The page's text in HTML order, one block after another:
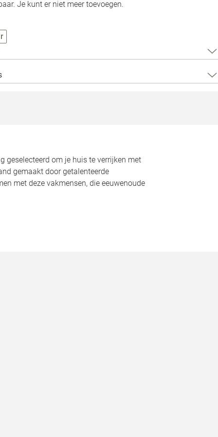
Alle
Je kunt er niet meer toevoegen.
geselecteerd om je huis te verrijken met
gemaakt door getalenteerde
met deze vakmensen, die eeuwenoude